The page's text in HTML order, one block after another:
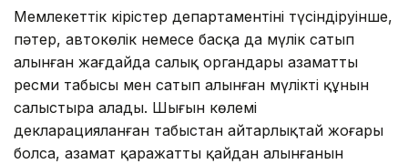
Мемлекеттік кірістер департаментінің түсіндіруінше,
пәтер, автокөлік немесе басқа да мүлік сатып
алынған жағдайда салық органдары азаматтың
ресми табысы мен сатып алынған мүліктің құнын
салыстыра алады. Шығын көлемі
декларацияланған табыстан айтарлықтай жоғары
болса, азамат қаражаттың қайдан алынғанын